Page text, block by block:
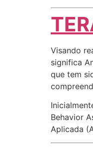
Visando
significa
que tem
Behavior
Aplicada